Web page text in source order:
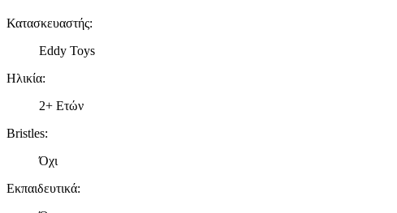
Κατασκευαστής:
Eddy Toys
Ηλικία:
2+ Ετών
Bristles:
Όχι
Εκπαιδευτικά: